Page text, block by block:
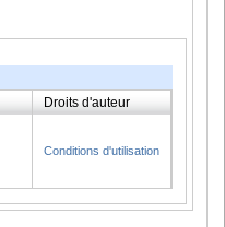
Droits d'auteur
Conditions d'utilisation